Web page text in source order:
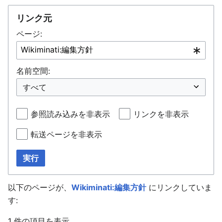
リンク元
ページ:
名前空間:
参照読み込みを非表示 リンクを非表示
転送ページを非表示
実行
以下のページが、 Wikiminati:編集方針にリンクしていま
す: